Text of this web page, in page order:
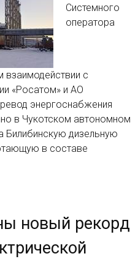
Системного
оператора
взаимодействии с
«Росатом» и АО
энергоснабжения
в Чукотском автономном
Билибинскую дизельную
в составе
новый рекорд